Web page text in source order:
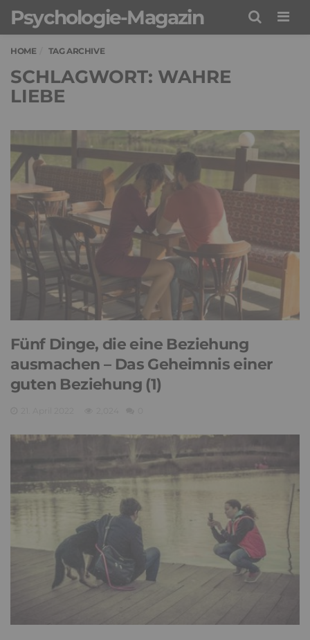
Psychologie-Magazin
HOME TAG ARCHIVE
SCHLAGWORT: WAHRE
LIEBE
Fünf Dinge, die eine Beziehung
ausmachen – Das Geheimnis einer
guten Beziehung (1)